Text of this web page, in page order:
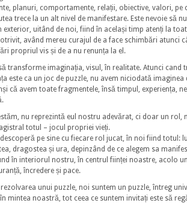
planuri, comportamente, relații, obiective, valori, pe
trece la un alt nivel de manifestare. Este nevoie să
uitând de noi, fiind în același timp atenți la
având mereu curajul de a face schimbări atunci
propriul vis și de a nu renunța la el.
transforme imaginația, visul, în realitate. Atunci cand
este ca un joc de puzzle, nu avem niciodată imaginea
că avem toate fragmentele, însă timpul, experiența,
nu reprezintă eul nostru adevărat, ci doar un rol,
totul – jocul propriei vieți.
pe sine cu fiecare rol jucat, în noi fiind totul:
dragostea și ura, depinzând de ce alegem sa
în interiorul nostru, în centrul ființei noastre, acolo
încredere și pace.
unui puzzle, noi suntem un puzzle, întreg
mintea noastră, tot ceea ce suntem invitați este să